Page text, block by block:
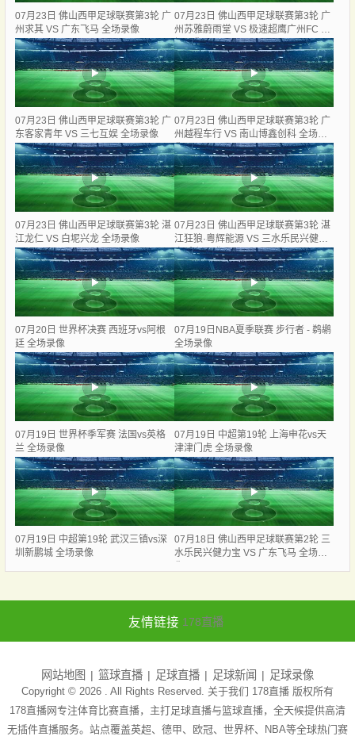
07月23日 佛山西甲足球联赛第3轮 广
州求其 VS 广东飞马 全场录像
07月23日 佛山西甲足球联赛第3轮 广
州苏雅蔚雨堂 VS 极速超鹰广州FC 全
场录像
07月23日 佛山西甲足球联赛第3轮 广
东客家青年 VS 三七互娱 全场录像
07月23日 佛山西甲足球联赛第3轮 广
州越程车行 VS 南山博鑫创科 全场录
像
07月23日 佛山西甲足球联赛第3轮 湛
江龙仁 VS 白坭兴龙 全场录像
07月23日 佛山西甲足球联赛第3轮 湛
江狂狼·粵辉能源 VS 三水乐民兴健力
宝 全场录像
07月20日 世界杯决赛 西班牙vs阿根
廷 全场录像
07月19日NBA夏季联赛 步行者 - 鹈鹕
全场录像
07月19日 世界杯季军赛 法国vs英格
兰 全场录像
07月19日 中超第19轮 上海申花vs天
津津门虎 全场录像
07月19日 中超第19轮 武汉三镇vs深
圳新鹏城 全场录像
07月18日 佛山西甲足球联赛第2轮 三
水乐民兴健力宝 VS 广东飞马 全场录
友情链接 178直播
网站地图 篮球直播 足球直播 足球新闻 足球录像
Copyright © 2026 . All Rights Reserved. 关于我们 178直播 版权所有
178直播网专注体育比赛直播，主打足球直播与篮球直播，全天候提供高清
无插件直播服务。站点覆盖英超、德甲、欧冠、世界杯、NBA等全球热门赛